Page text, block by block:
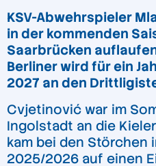
KSV-Abwehrspieler
in der kommenden
Saarbrücken
Berliner wird für ein
2027 an den
Cvjetinović war im
Ingolstadt an die
kam bei den Störchen
2025/2026 auf einen